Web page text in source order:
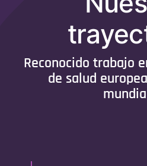
Reconocido trabajo
de salud